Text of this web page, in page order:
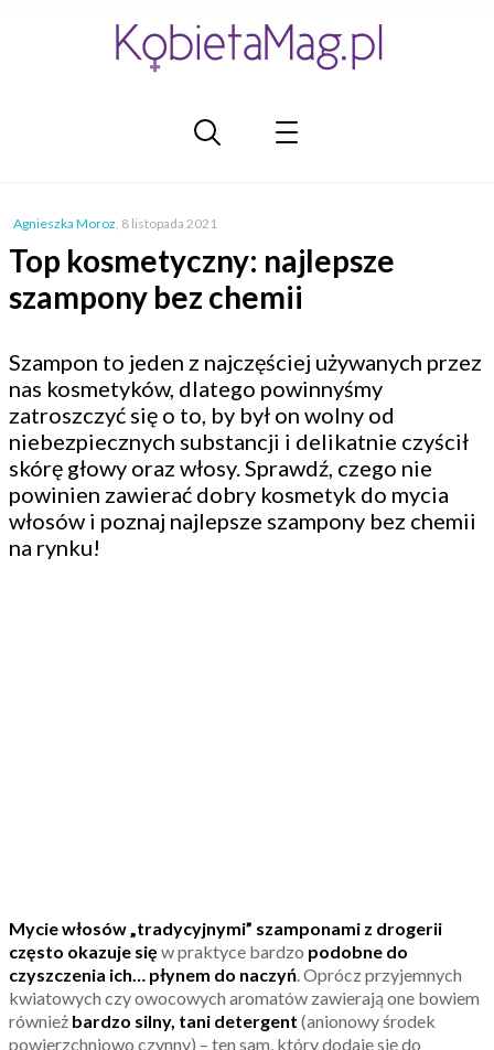
Agnieszka Moroz, 8 listopada 2021
Top kosmetyczny: najlepsze
szampony bez chemii
Szampon to jeden z najczęściej używanych przez
nas kosmetyków, dlatego powinnyśmy
zatroszczyć się o to, by był on wolny od
niebezpiecznych substancji i delikatnie czyścił
skórę głowy oraz włosy. Sprawdź, czego nie
powinien zawierać dobry kosmetyk do mycia
włosów i poznaj najlepsze szampony bez chemii
na rynku!
Mycie włosów „tradycyjnymi” szamponami z drogerii
często okazuje się w praktyce bardzo podobne do
czyszczenia ich… płynem do naczyń. Oprócz przyjemnych
kwiatowych czy owocowych aromatów zawierają one bowiem
również bardzo silny, tani detergent (anionowy środek
powierzchniowo czynny) – ten sam, który dodaje się do